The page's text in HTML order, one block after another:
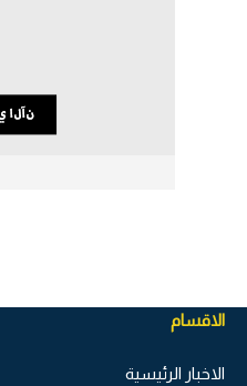
الاقسام
الاخبار الرئيسية